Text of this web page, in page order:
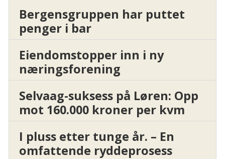
Bergensgruppen har puttet
penger i bar
Eiendomstopper inn i ny
næringsforening
Selvaag-suksess på Løren: Opp
mot 160.000 kroner per kvm
I pluss etter tunge år. – En
omfattende ryddeprosess